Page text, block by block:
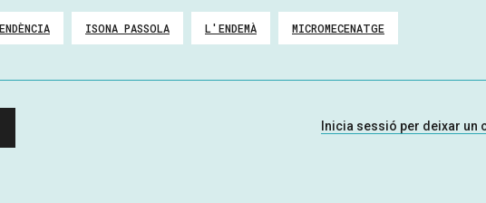
ISONA PASSOLA L'ENDEMÀ MICROMECENATGE
Inicia sessió per deixar un